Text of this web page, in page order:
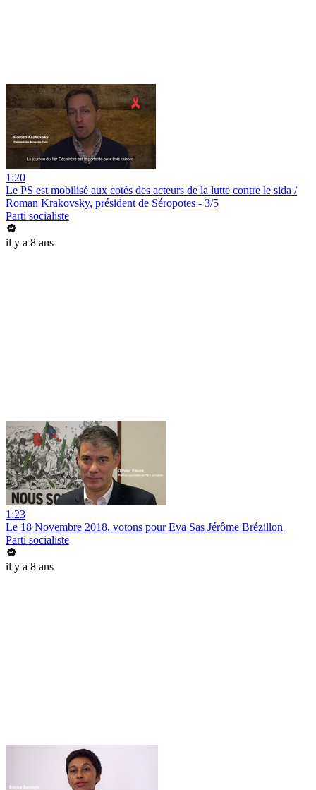
1:20
Le PS est mobilisé aux cotés des acteurs de la lutte contre le sida /
Roman Krakovsky, président de Séropotes - 3/5
Parti socialiste
il y a 8 ans
1:23
Le 18 Novembre 2018, votons pour Eva Sas Jérôme Brézillon
Parti socialiste
il y a 8 ans